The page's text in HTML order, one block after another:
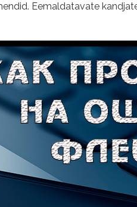
Eemaldatavate